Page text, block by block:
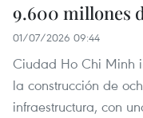
9.600 millones
01/07/2026 09:44
Ciudad Ho Chi Minh
la construcción de
infraestructura, con